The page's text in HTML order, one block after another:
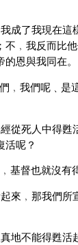
成了我現在這
﹐我反而比
恩與我同在。
﹐我們呢﹑是
從死人中得甦
活呢？
基督也就沒有
來﹐那我們所
地不能得甦活